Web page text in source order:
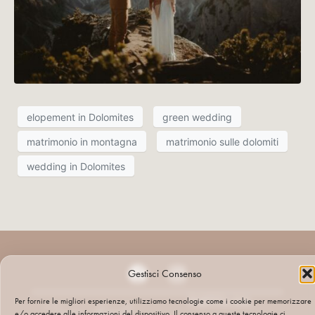
Gestisci Consenso
Per fornire le migliori esperienze, utilizziamo tecnologie come i cookie per memorizzare
elopement in Dolomites green wedding
matrimonio in montagna matrimonio sulle dolomiti
wedding in Dolomites
PARTITA IVA: